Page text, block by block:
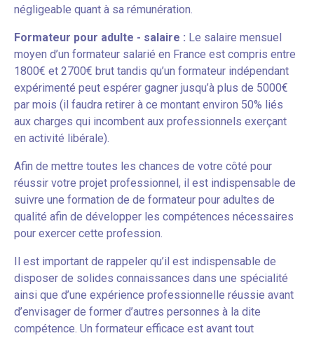
négligeable quant à sa rémunération.
Formateur pour adulte - salaire : Le salaire mensuel
moyen d’un formateur salarié en France est compris entre
1800€ et 2700€ brut tandis qu’un formateur indépendant
expérimenté peut espérer gagner jusqu’à plus de 5000€
par mois (il faudra retirer à ce montant environ 50% liés
aux charges qui incombent aux professionnels exerçant
en activité libérale).
Afin de mettre toutes les chances de votre côté pour
réussir votre projet professionnel, il est indispensable de
suivre une formation de de formateur pour adultes de
qualité afin de développer les compétences nécessaires
pour exercer cette profession.
Il est important de rappeler qu’il est indispensable de
disposer de solides connaissances dans une spécialité
ainsi que d’une expérience professionnelle réussie avant
d’envisager de former d’autres personnes à la dite
compétence. Un formateur efficace est avant tout